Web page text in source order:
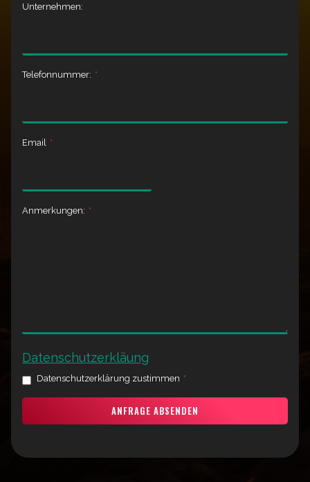
Unternehmen:
Telefonnummer: *
Email *
Anmerkungen: *
Datenschutzerkläung
Datenschutzerklärung zustimmen *
ANFRAGE ABSENDEN